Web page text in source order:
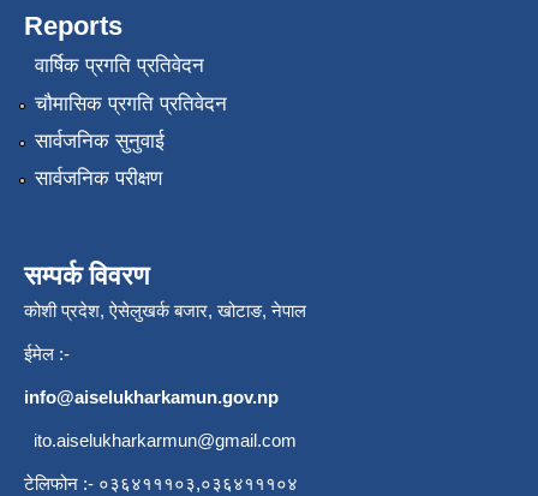
Reports
वार्षिक प्रगति प्रतिवेदन
चौमासिक प्रगति प्रतिवेदन
सार्वजनिक सुनुवाई
सार्वजनिक परीक्षण
सम्पर्क विवरण
कोशी प्रदेश, ऐसेलुखर्क बजार, खोटाङ, नेपाल
ईमेल :-
info@aiselukharkamun.gov.np
ito.aiselukharkarmun@gmail.com
टेलिफोन :- ०३६४१११०३,०३६४१११०४